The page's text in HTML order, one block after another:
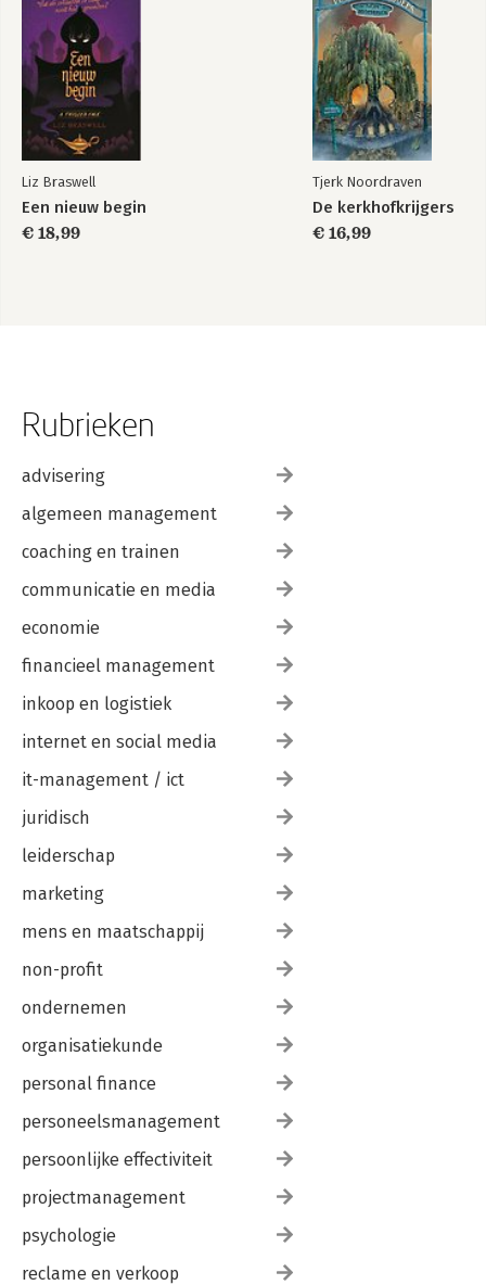
Liz Braswell
Een nieuw begin
€ 18,99
Tjerk Noordraven
De kerkhofkrijgers
€ 16,99
Rubrieken
advisering
algemeen management
coaching en trainen
communicatie en media
economie
financieel management
inkoop en logistiek
internet en social media
it-management / ict
juridisch
leiderschap
marketing
mens en maatschappij
non-profit
ondernemen
organisatiekunde
personal finance
personeelsmanagement
persoonlijke effectiviteit
projectmanagement
psychologie
reclame en verkoop